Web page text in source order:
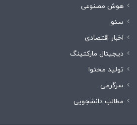
هوش مصنوعی
سئو
اخبار اقتصادی
دیجیتال مارکتینگ
تولید محتوا
سرگرمی
مطالب دانشجویی